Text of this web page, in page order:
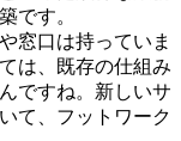
です。
窓口は持っていま
は、既存の仕組み
ですね。新しいサ
て、フットワーク